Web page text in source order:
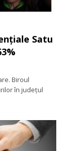
Satu
Biroul
în județul